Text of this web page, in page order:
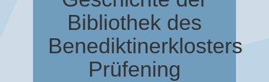
Bibliothek des
Benediktinerklosters
Prüfening